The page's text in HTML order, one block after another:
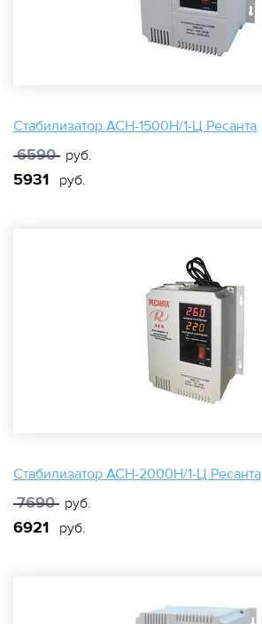
Стабилизатор АСН-1500Н/1-Ц Ресанта
6590 руб.
5931 руб.
Стабилизатор АСН-2000Н/1-Ц Ресанта
7690 руб.
6921 руб.